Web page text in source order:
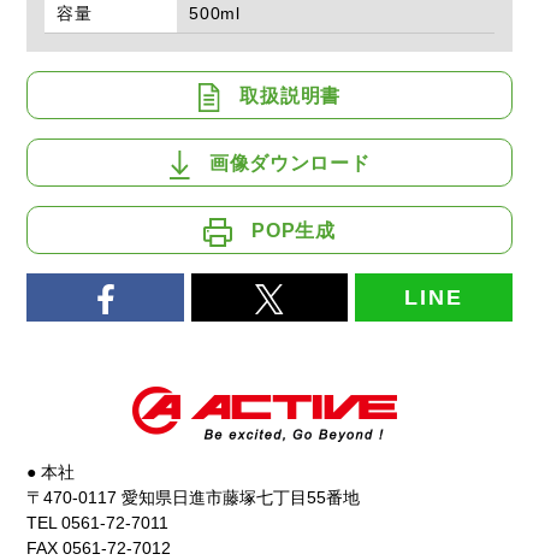
容量
500ml
取扱説明書
画像ダウンロード
POP生成
LINE
● 本社
〒470-0117 愛知県日進市藤塚七丁目55番地
TEL 0561-72-7011
FAX 0561-72-7012